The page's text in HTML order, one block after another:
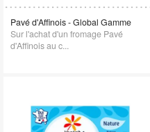
Pavé d'Affinois - Global Gamme
Sur l'achat d'un fromage Pavé
d'Affinois au c...